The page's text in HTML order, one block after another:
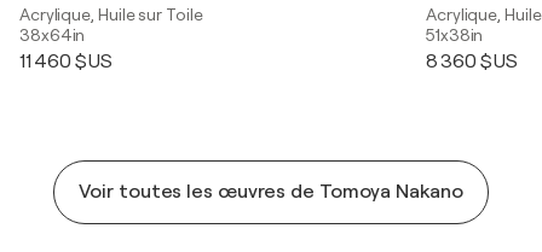
Acrylique, Huile sur Toile
38x64in
11 460 $US
Acrylique,
51x38in
8 360 $US
Voir toutes les œuvres de Tomoya Nakano